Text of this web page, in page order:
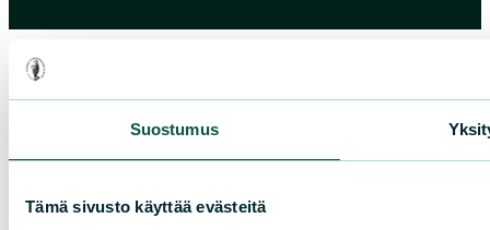
Suostumus
Tämä sivusto käyttää evästeitä